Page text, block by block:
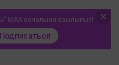
MAX каналына язылыгыз!
Подписаться